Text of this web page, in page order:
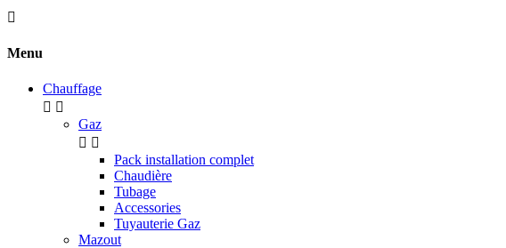

Menu
Chauffage
 
Gaz
 
Pack installation complet
Chaudière
Tubage
Accessories
Tuyauterie Gaz
Mazout